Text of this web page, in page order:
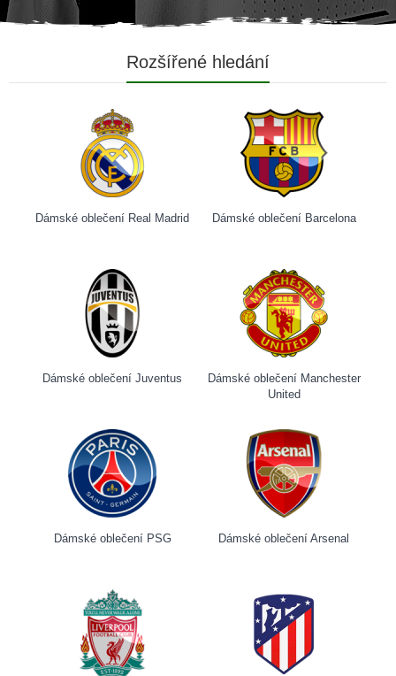
Rozšířené hledání
Dámské oblečení Real Madrid Dámské oblečení Barcelona
Dámské oblečení Juventus
Dámské oblečení Manchester
United
Dámské oblečení PSG Dámské oblečení Arsenal